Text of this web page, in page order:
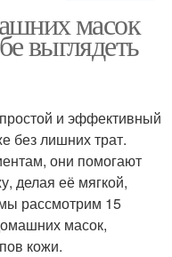
Творожная маска
Медовая маска
Маска для питания
масок
выглядеть
и эффективный
без лишних трат.
они помогают
делая её мягкой,
рассмотрим 15
масок,
кожи.